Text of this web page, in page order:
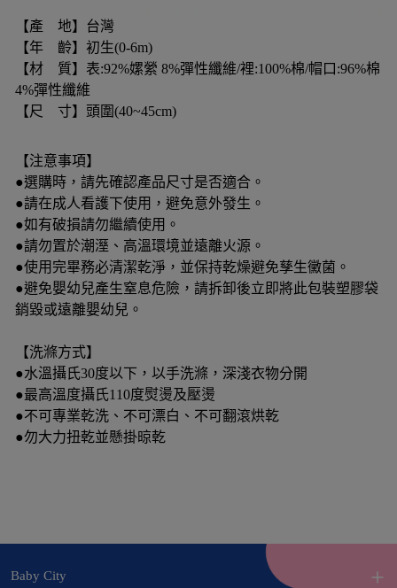
【產 地】台灣
【年 齡】初生(0-6m)
【材 質】表:92%嫘縈 8%彈性纖維/裡:100%棉/帽口:96%棉
4%彈性纖維
【尺 寸】頭圍(40~45cm)
【注意事項】
●選購時，請先確認產品尺寸是否適合。
●請在成人看護下使用，避免意外發生。
●如有破損請勿繼續使用。
●請勿置於潮溼、高溫環境並遠離火源。
●使用完畢務必清潔乾淨，並保持乾燥避免孳生黴菌。
●避免嬰幼兒產生窒息危險，請拆卸後立即將此包裝塑膠袋
銷毀或遠離嬰幼兒。
【洗滌方式】
●水溫攝氏30度以下，以手洗滌，深淺衣物分開
●最高溫度攝氏110度熨燙及壓燙
●不可專業乾洗、不可漂白、不可翻滾烘乾
●勿大力扭乾並懸掛晾乾
Baby City